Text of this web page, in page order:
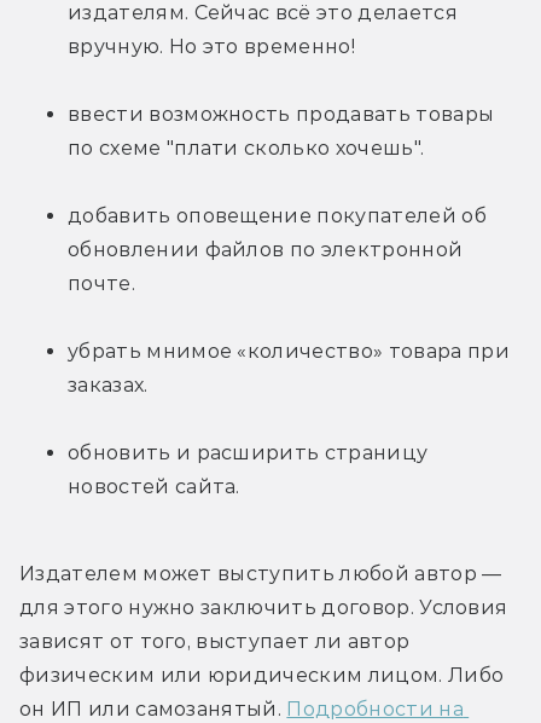
издателям. Сейчас всё это делается
вручную. Но это временно!
ввести возможность продавать товары
по схеме "плати сколько хочешь".
добавить оповещение покупателей об
обновлении файлов по электронной
почте.
убрать мнимое «количество» товара при
заказах.
обновить и расширить страницу
новостей сайта.
Издателем может выступить любой автор —
для этого нужно заключить договор. Условия
зависят от того, выступает ли автор
физическим или юридическим лицом. Либо
он ИП или самозанятый. Подробности на